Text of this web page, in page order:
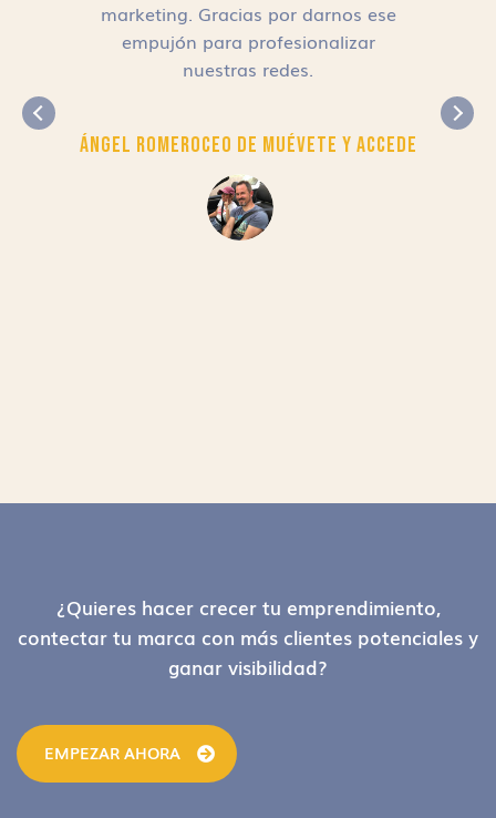
marketing. Gracias por darnos ese
empujón para profesionalizar
nuestras redes.
Ángel RomeroCEO de Muévete y Accede
Footer¿Quieres hacer crecer tu emprendimiento,
contectar tu marca con más clientes potenciales y
ganar visibilidad?
EMPEZAR AHORA